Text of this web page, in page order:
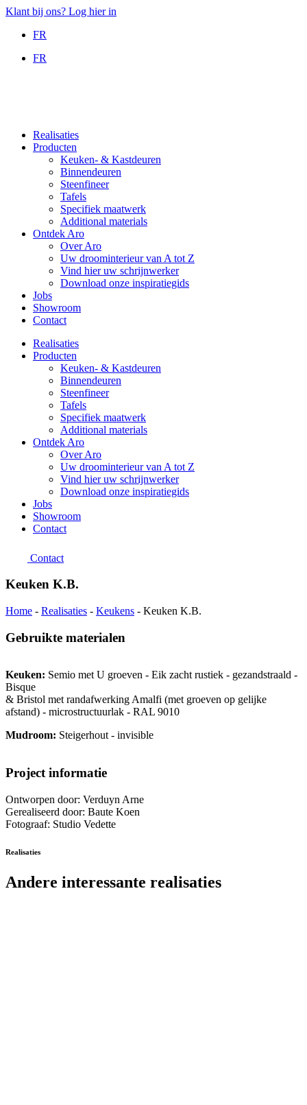
Ga
Klant bij ons? Log hier in
FR
FR
Realisaties
Producten
Keuken- & Kastdeuren
Binnendeuren
Steenfineer
Tafels
Specifiek maatwerk
Additional materials
Ontdek Aro
Over Aro
Uw droominterieur van A tot Z
Vind hier uw schrijnwerker
Download onze inspiratiegids
Jobs
Showroom
Contact
Realisaties
Producten
Keuken- & Kastdeuren
Binnendeuren
Steenfineer
Tafels
Specifiek maatwerk
Additional materials
Ontdek Aro
Over Aro
Uw droominterieur van A tot Z
Vind hier uw schrijnwerker
Download onze inspiratiegids
Jobs
Showroom
Contact
Contact
Keuken K.B.
Home - Realisaties - Keukens - Keuken K.B.
Gebruikte materialen
Keuken: Semio met U groeven - Eik zacht rustiek - gezandstraald -
Bisque
& Bristol met randafwerking Amalfi (met groeven op gelijke
afstand) - microstructuurlak - RAL 9010
Mudroom: Steigerhout - invisible
Project informatie
Ontworpen door: Verduyn Arne
Gerealiseerd door: Baute Koen
Fotograaf: Studio Vedette
Realisaties
Andere interessante realisaties